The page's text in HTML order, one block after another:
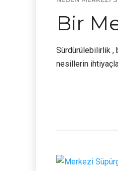
Bir
Sürdürülebilirlik ,
nesillerin